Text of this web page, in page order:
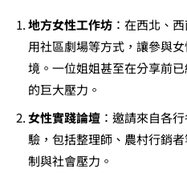
地方女性工作坊 ：在西北、
用社區劇場等方式，讓參與
境。一位姐姐甚至在分享前
的巨大壓力。
女性實踐論壇 ：邀請來自各
驗，包括整理師、農村行銷
制與社會壓力。